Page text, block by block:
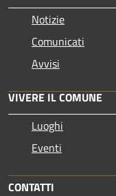
Notizie
Comunicati
Avvisi
VIVERE IL COMUNE
Luoghi
Eventi
CONTATTI